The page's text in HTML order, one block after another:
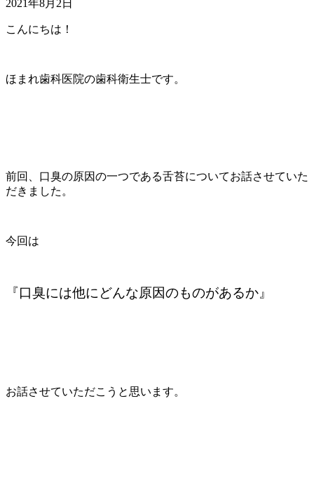
ー
2021年8月2日
こんにちは！
ほまれ歯科医院の歯科衛生士です。
前回、口臭の原因の一つである舌苔についてお話させていた
だきました。
今回は
『口臭には他にどんな原因のものがあるか』
お話させていただこうと思います。